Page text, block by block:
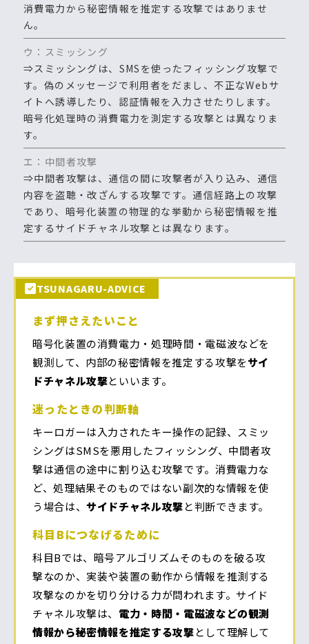
消費電力から秘密情報を推定する攻撃ではありませ
ん。
ウ：スミッシング
⇒スミッシングは、SMSを使ったフィッシング攻撃で
す。偽のメッセージで利用者をだまし、不正なWebサ
イトへ誘導したり、認証情報を入力させたりします。
暗号化処理時の消費電力を測定する攻撃とは異なりま
す。
エ：中間者攻撃
⇒中間者攻撃は、通信の間に攻撃者が入り込み、通信
内容を盗聴・改ざんする攻撃です。通信経路上の攻撃
であり、暗号化装置の物理的な挙動から秘密情報を推
定するサイドチャネル攻撃とは異なります。
TSUNAGARU-ADVICE
まず押さえたいこと
暗号化装置の消費電力・処理時間・電磁波などを
観測して、内部の秘密情報を推定する攻撃をサイ
ドチャネル攻撃といいます。
迷ったときの判断軸
キーロガーは入力されたキー操作の記録、スミッ
シングはSMSを悪用したフィッシング、中間者攻
撃は通信の途中に割り込む攻撃です。消費電力な
ど、処理結果そのものではない副次的な情報を使
う場合は、サイドチャネル攻撃と判断できます。
科目Bにつなげるために
科目Bでは、暗号アルゴリズムそのものを破る攻
撃なのか、実装や装置の動作から情報を推測する
攻撃なのかを切り分ける力が問われます。サイド
チャネル攻撃は、 電力・時間・電磁波などの観測
情報から秘密情報を推定する攻撃として理解して